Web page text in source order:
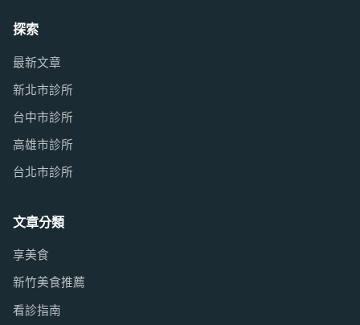
探索
最新文章
新北市診所
台中市診所
高雄市診所
台北市診所
文章分類
享美食
新竹美食推薦
看診指南